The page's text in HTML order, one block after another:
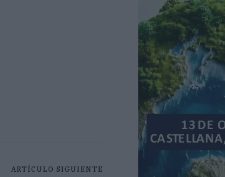
ARTÍCULO SIGUIENTE